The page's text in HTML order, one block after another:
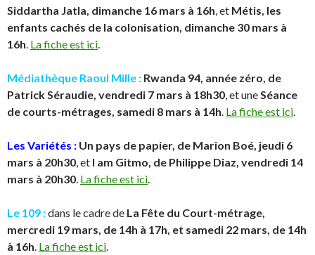
Siddartha Jatla, dimanche 16 mars à 16h, et Métis, les
enfants cachés de la colonisation, dimanche 30 mars à
16h. La fiche est ici.
Médiathèque Raoul Mille : Rwanda 94, année zéro, de
Patrick Séraudie, vendredi 7 mars à 18h30, et uneSéance
de courts-métrages, samedi 8 mars à 14h. La fiche est ici.
Les Variétés : Un pays de papier, de Marion Boé, jeudi 6
mars à 20h30, et I am Gitmo, de Philippe Diaz, vendredi 14
mars à 20h30. La fiche est ici.
Le 109 :dans le cadre de La Fête du Court-métrage,
mercredi 19 mars, de 14h à 17h, et samedi 22 mars, de 14h
à 16h. La fiche est ici.